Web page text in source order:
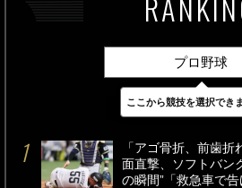
プロ野球
最新 24時間
「アゴ骨折、前歯
面直撃、ソフトバン
の瞬間”「救急車で
ここから競技を選択でき